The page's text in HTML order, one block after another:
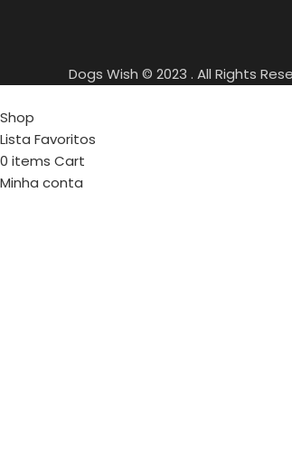
Dogs Wish © 2023 . All Rights
Shop
Lista Favoritos
0 items Cart
Minha conta